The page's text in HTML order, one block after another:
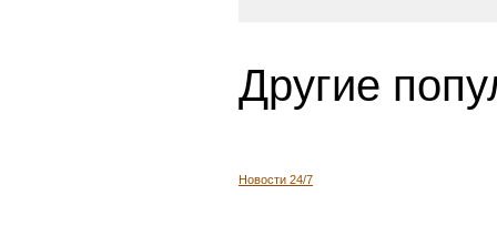
Другие
Новости 24/7